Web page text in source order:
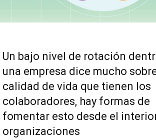
Un bajo nivel de rotación
una empresa dice mucho
calidad de vida que tienen los
colaboradores, hay formas de
fomentar esto desde el
organizaciones